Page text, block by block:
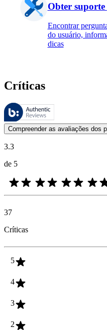
Obter
Encontrar
do usuário,
dicas
Críticas
Essas avaliações são
As opiniões dos clientes na
Compreender as avaliações dos
3.3
de 5
37
Críticas
5
4
3
2